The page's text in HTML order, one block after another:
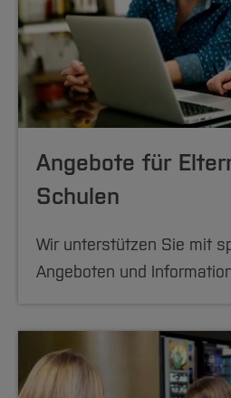
Angebote für
Schulen
Wir unterstützen Sie mit
Angeboten und